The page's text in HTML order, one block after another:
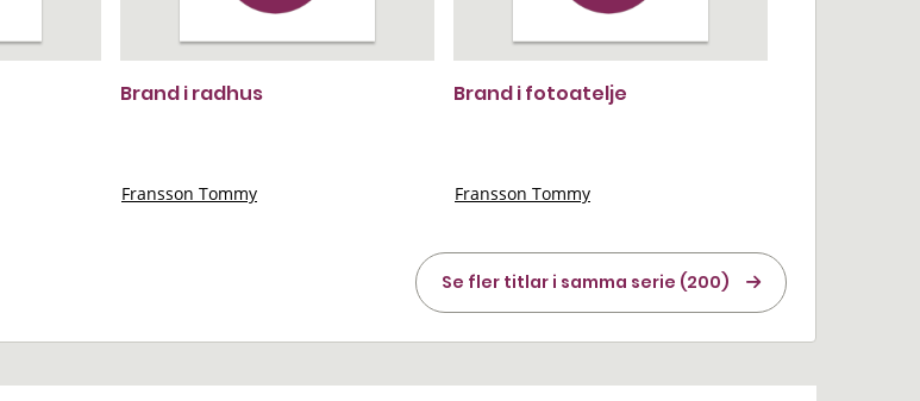
Brand i radhus
Fransson Tommy
Brand i fotoatelje
Fransson Tommy
Se fler titlar i samma serie (200)